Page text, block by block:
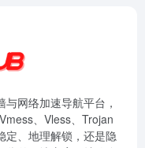
网络加速导航平台，
、Vless、Trojan
定、地理解锁，还是隐